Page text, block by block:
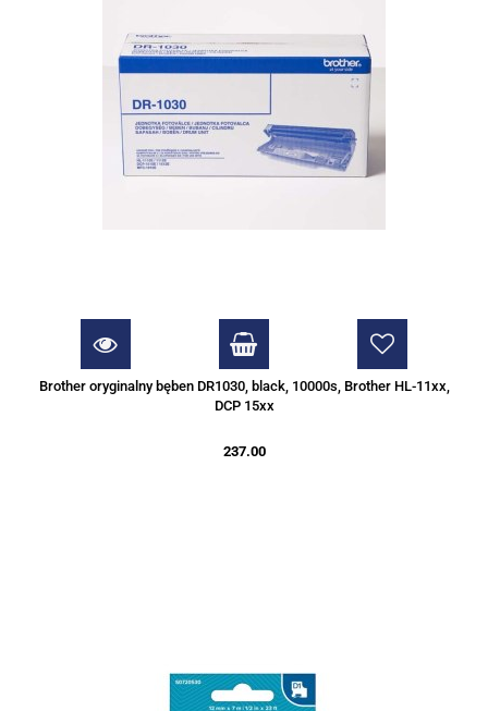
Brother oryginalny bęben DR1030, black, 10000s, Brother HL-11xx,
DCP 15xx
237.00